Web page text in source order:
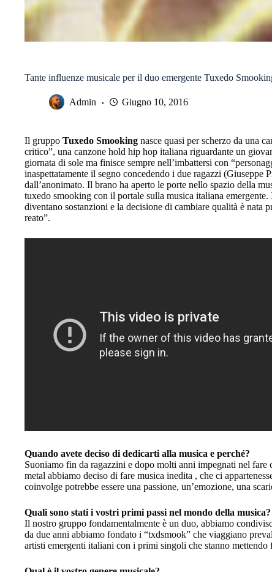
Tante influenze musicale per il duo emergente Tuxedo
Admin Giugno 10, 2016
Il gruppo Tuxedo Smooking nasce quasi per scherzo da una
critico”, una canzone hold hip hop italiana riguardante un
giornata di sole ma finisce sempre nell’imbattersi con
inaspettatamente il segno concedendo i due ragazzi (Giuseppe
dall’anonimato. Il brano ha aperto le porte nello spazio della
tuxedo smooking con il portale sulla musica italiana
diventano sostanzioni e la decisione di cambiare qualità è nata
reato”.
Quando avete deciso di dedicarti alla musica e perché?
Suoniamo fin da ragazzini e dopo molti anni impegnati nel
metal abbiamo deciso di fare musica inedita , che ci
coinvolge potrebbe essere una passione, un’emozione, una
Quali sono stati i vostri primi passi nel mondo della musica?
Il nostro gruppo fondamentalmente è un duo, abbiamo
da due anni abbiamo fondato i “txdsmook” che viaggiano
artisti emergenti italiani con i primi singoli che stanno mettendo